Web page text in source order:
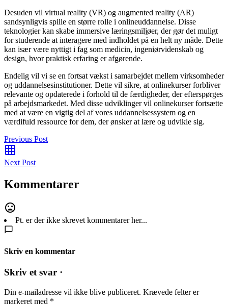
Desuden vil virtual reality (VR) og augmented reality (AR)
sandsynligvis spille en større rolle i onlineuddannelse. Disse
teknologier kan skabe immersive læringsmiljøer, der gør det muligt
for studerende at interagere med indholdet på en helt ny måde. Dette
kan især være nyttigt i fag som medicin, ingeniørvidenskab og
design, hvor praktisk erfaring er afgørende.
Endelig vil vi se en fortsat vækst i samarbejdet mellem virksomheder
og uddannelsesinstitutioner. Dette vil sikre, at onlinekurser forbliver
relevante og opdaterede i forhold til de færdigheder, der efterspørges
på arbejdsmarkedet. Med disse udviklinger vil onlinekurser fortsætte
med at være en vigtig del af vores uddannelsessystem og en
værdifuld ressource for dem, der ønsker at lære og udvikle sig.
Previous Post
Next Post
Kommentarer
Pt. er der ikke skrevet kommentarer her...
Skriv en kommentar
Skriv et svar ·
Din e-mailadresse vil ikke blive publiceret. Krævede felter er
markeret med *